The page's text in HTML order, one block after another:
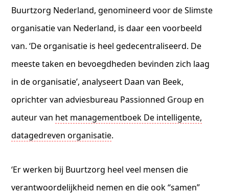
Buurtzorg Nederland, genomineerd voor de Slimste
organisatie van Nederland, is daar een voorbeeld
van. ‘De organisatie is heel gedecentraliseerd. De
meeste taken en bevoegdheden bevinden zich laag
in de organisatie’, analyseert Daan van Beek,
oprichter van adviesbureau Passionned Group en
auteur van het managementboek De intelligente,
datagedreven organisatie.
‘Er werken bij Buurtzorg heel veel mensen die
verantwoordelijkheid nemen en die ook “samen”